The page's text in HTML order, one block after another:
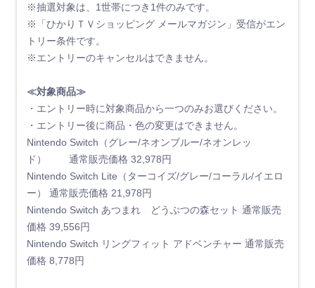
※抽選対象は、1世帯につき1件のみです。
※「ひかりＴＶショッピング メールマガジン」受信がエン
トリー条件です。
※エントリーのキャンセルはできません。
≪対象商品≫
・エントリー時に対象商品から一つのみお選びください。
・エントリー後に商品・色の変更はできません。
Nintendo Switch（グレー/ネオンブルー/ネオンレッ
ド） 通常販売価格 32,978円
Nintendo Switch Lite（ターコイズ/グレー/コーラル/イエロ
ー） 通常販売価格 21,978円
Nintendo Switch あつまれ どうぶつの森セット 通常販売
価格 39,556円
Nintendo Switch リングフィット アドベンチャー 通常販売
価格 8,778円